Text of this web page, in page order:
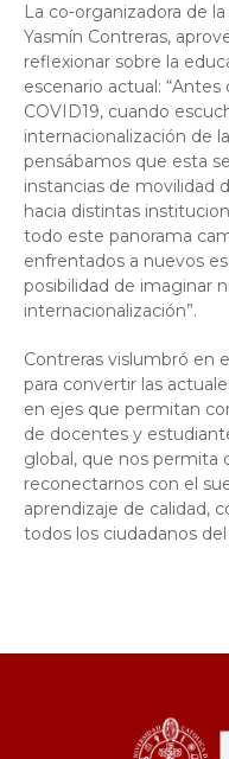
La co-organizadora de
Yasmín Contreras,
reflexionar sobre la
escenario actual:
COVID19, cuando
internacionalización de
pensábamos que esta
instancias de movilidad
hacia distintas
todo este panorama
enfrentados a nuevos
posibilidad de imaginar
internacionalización”.
Contreras vislumbró en
para convertir las
en ejes que permitan
de docentes y
global, que nos permita
reconectarnos con el
aprendizaje de calidad,
todos los ciudadanos